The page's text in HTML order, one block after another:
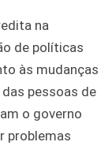
na
de políticas
às mudanças
pessoas de
o governo
problemas